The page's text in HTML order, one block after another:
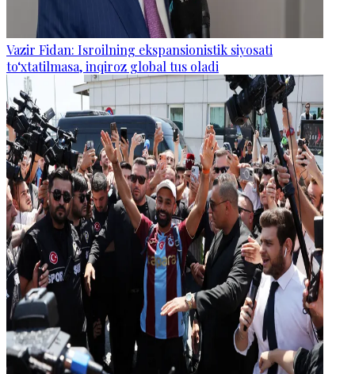
Vazir Fidan: Isroilning ekspansionistik siyosati
to‘xtatilmasa, inqiroz global tus oladi